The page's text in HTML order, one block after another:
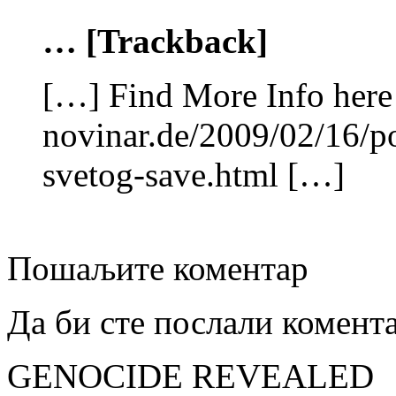
… [Trackback]
[…] Find More Info here
novinar.de/2009/02/16/
svetog-save.html […]
Пошаљите коментар
Да би сте послали
GENOCIDE REVEALED